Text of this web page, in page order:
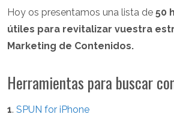
Hoy os presentamos una lista de 50
útiles para revitalizar vuestra
Marketing de Contenidos.
Herramientas para buscar
1. SPUN for iPhone